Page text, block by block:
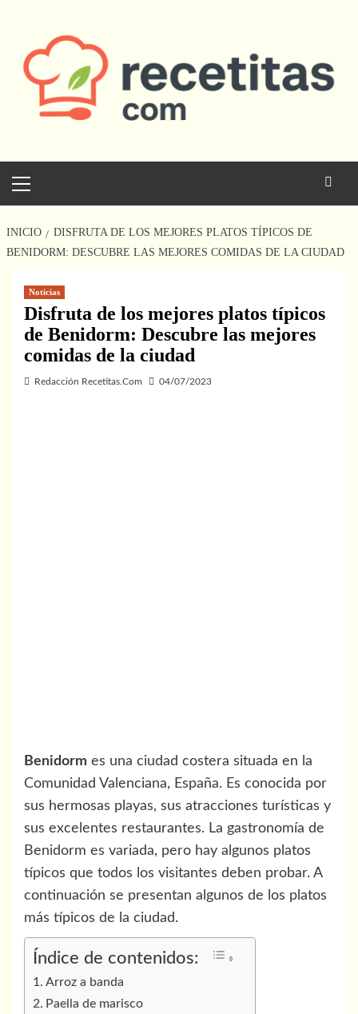
contenido
principal
INICIO
DISFRUTA DE LOS MEJORES PLATOS TÍPICOS DE
BENIDORM: DESCUBRE LAS MEJORES COMIDAS DE LA CIUDAD
Noticias
Disfruta de los mejores platos típicos
de Benidorm: Descubre las mejores
comidas de la ciudad
Redacción Recetitas.Com 04/07/2023
Benidorm es una ciudad costera situada en la
Comunidad Valenciana, España. Es conocida por
sus hermosas playas, sus atracciones turísticas y
sus excelentes restaurantes. La gastronomía de
Benidorm es variada, pero hay algunos platos
típicos que todos los visitantes deben probar. A
continuación se presentan algunos de los platos
más típicos de la ciudad.
Índice de contenidos:
Arroz a banda
Paella de marisco